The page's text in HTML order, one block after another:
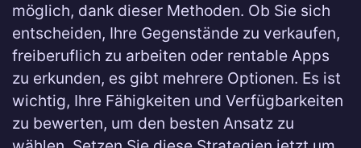
möglich, dank dieser Methoden. Ob Sie sich
entscheiden, Ihre Gegenstände zu verkaufen,
freiberuflich zu arbeiten oder rentable Apps
zu erkunden, es gibt mehrere Optionen. Es ist
wichtig, Ihre Fähigkeiten und Verfügbarkeiten
zu bewerten, um den besten Ansatz zu